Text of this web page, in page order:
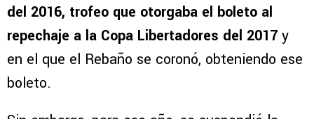
del 2016, trofeo que otorgaba el boleto al
repechaje a la Copa Libertadores del 2017 y
en el que el Rebaño se coronó, obteniendo ese
boleto.